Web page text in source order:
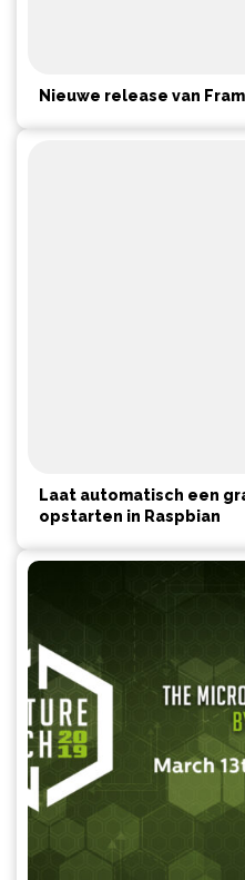
Nieuwe release van
Laat automatisch een
opstarten in Raspbian